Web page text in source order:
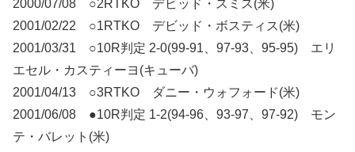
2000/07/08 ○2RTKO デビッド・スミス(米)
2001/02/22 ○1RTKO デビッド・ボスティス(米)
2001/03/31 ○10R判定 2-0(99-91、97-93、95-95) エリ
エセル・カスティーヨ(キューバ)
2001/04/13 ○3RTKO ダニー・ウォフォード(米)
2001/06/08 ●10R判定 1-2(94-96、93-97、97-92) モン
テ・バレット(米)